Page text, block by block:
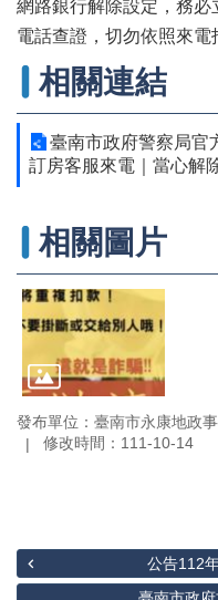
線
上
辦
與
查
詢
務
民
交
流
下
主
題
網路銀行解除設定，務
電話查證，切勿依照來電
相關連結
臺南市政府警察局官
訂房客服來電｜當心解
相關圖片
發布單位：臺南市永康地政
修改時間：111-10-14
公告112